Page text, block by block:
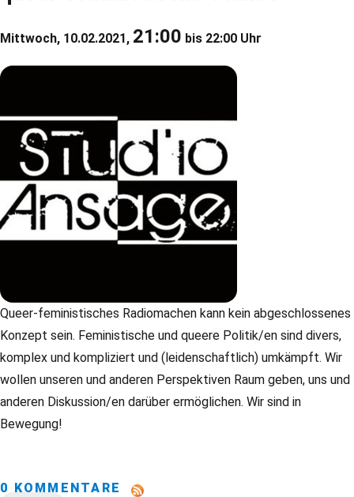
Mittwoch, 10.02.2021, 21:00 bis 22:00 Uhr
Queer-feministisches Radiomachen kann kein abgeschlossenes
Konzept sein. Feministische und queere Politik/en sind divers,
komplex und kompliziert und (leidenschaftlich) umkämpft. Wir
wollen unseren und anderen Perspektiven Raum geben, uns und
anderen Diskussion/en darüber ermöglichen. Wir sind in
Bewegung!
0 KOMMENTARE